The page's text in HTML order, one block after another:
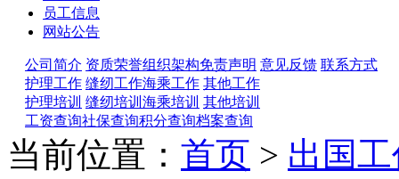
员工信息
网站公告
公司简介 资质荣誉组织架构免责声明 意见反馈 联系方式
护理工作 缝纫工作海乘工作 其他工作
护理培训 缝纫培训 海乘培训 其他培训
工资查询社保查询积分查询档案查询
当前位置： 首页 > 出国